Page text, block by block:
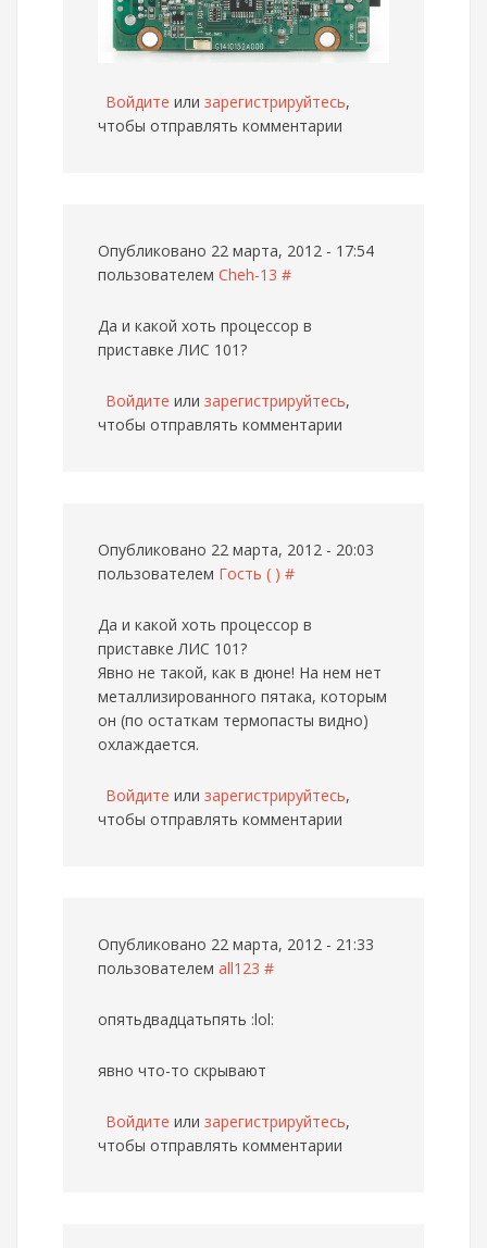
Войдите или зарегистрируйтесь,
чтобы отправлять комментарии
Опубликовано 22 марта, 2012 - 17:54
пользователем Cheh-13 #
Да и какой хоть процессор в
приставке ЛИС 101?
Войдите или зарегистрируйтесь,
чтобы отправлять комментарии
Опубликовано 22 марта, 2012 - 20:03
пользователем Гость ( ) #
Да и какой хоть процессор в
приставке ЛИС 101?
Явно не такой, как в дюне! На нем нет
металлизированного пятака, которым
он (по остаткам термопасты видно)
охлаждается.
Войдите или зарегистрируйтесь,
чтобы отправлять комментарии
Опубликовано 22 марта, 2012 - 21:33
пользователем all123 #
опятьдвадцатьпять :lol:
явно что-то скрывают
Войдите или зарегистрируйтесь,
чтобы отправлять комментарии